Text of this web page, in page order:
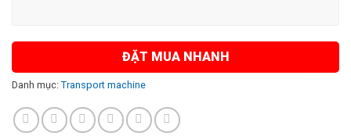
ĐẶT MUA NHANH
Danh mục: Transport machine